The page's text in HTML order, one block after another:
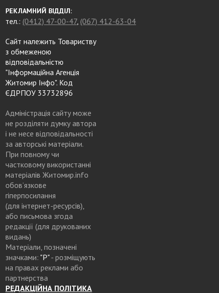
РЕКЛАМНИЙ ВІДДІЛ:
тел.: (0412) 47-00-47, (067) 412-63-04
Сайт належить Товариству
з обмеженою
відповідальністю
"Інформаційна Агенція
Житомир Інфо". Код
ЄДРПОУ 33732896
Адміністрація сайту може
не розділяти думку автора
і не несе відповідальності
за авторські матеріали.
При повному чи
частковому використанні
матеріалів Житомир.info
обов’язкове
гіперпосилання
(для інтернет-ресурсів),
або письмова згода
редакції (для друкованих
видань)
Матеріали, позначені
значками: "Р"- розміщують
на правах реклами або
партнерства
РЕДАКЦІЙНА ПОЛІТИКА